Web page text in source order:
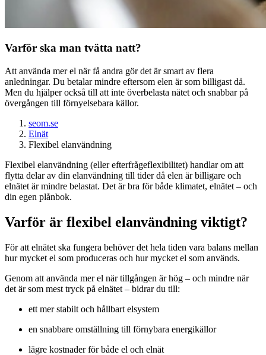
Varför ska man tvätta natt?
Att använda mer el när få andra gör det är smart av flera
anledningar. Du betalar mindre eftersom elen är som billigast då.
Men du hjälper också till att inte överbelasta nätet och snabbar på
övergången till förnyelsebara källor.
seom.se
Elnät
Flexibel elanvändning
Flexibel elanvändning (eller efterfrågeflexibilitet) handlar om att
flytta delar av din elanvändning till tider då elen är billigare och
elnätet är mindre belastat. Det är bra för både klimatet, elnätet – och
din egen plånbok.
Varför är flexibel elanvändning viktigt?
För att elnätet ska fungera behöver det hela tiden vara balans mellan
hur mycket el som produceras och hur mycket el som används.
Genom att använda mer el när tillgången är hög – och mindre när
det är som mest tryck på elnätet – bidrar du till:
ett mer stabilt och hållbart elsystem
en snabbare omställning till förnybara energikällor
lägre kostnader för både el och elnät